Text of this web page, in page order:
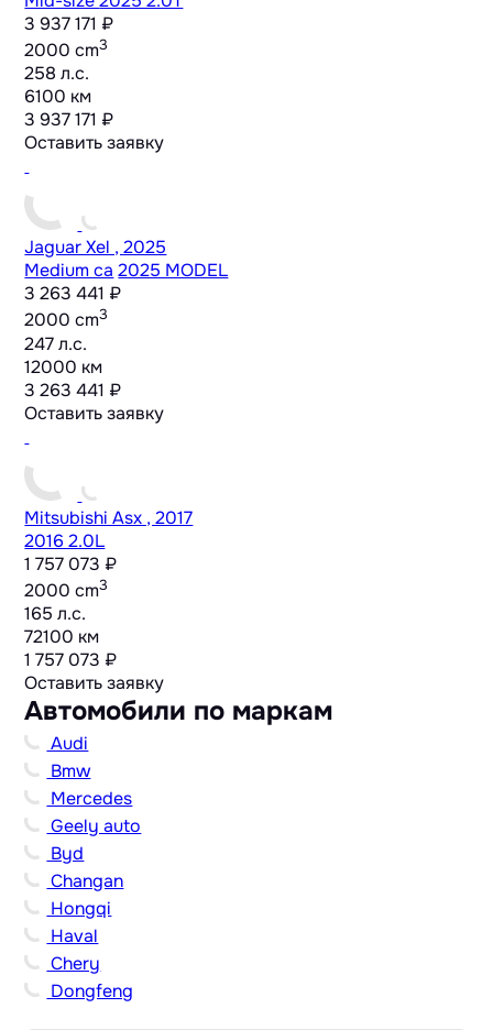
3 937 171 ₽
2000 cm3
258 л.с.
6100 км
3 937 171 ₽
Оставить заявку
Jaguar Xel , 2025
Medium ca 2025 MODEL
3 263 441 ₽
2000 cm3
247 л.с.
12000 км
3 263 441 ₽
Оставить заявку
Mitsubishi Asx , 2017
2016 2.0L
1 757 073 ₽
2000 cm3
165 л.с.
72100 км
1 757 073 ₽
Оставить заявку
Автомобили по маркам
Audi
Bmw
Mercedes
Geely auto
Byd
Changan
Hongqi
Haval
Chery
Dongfeng